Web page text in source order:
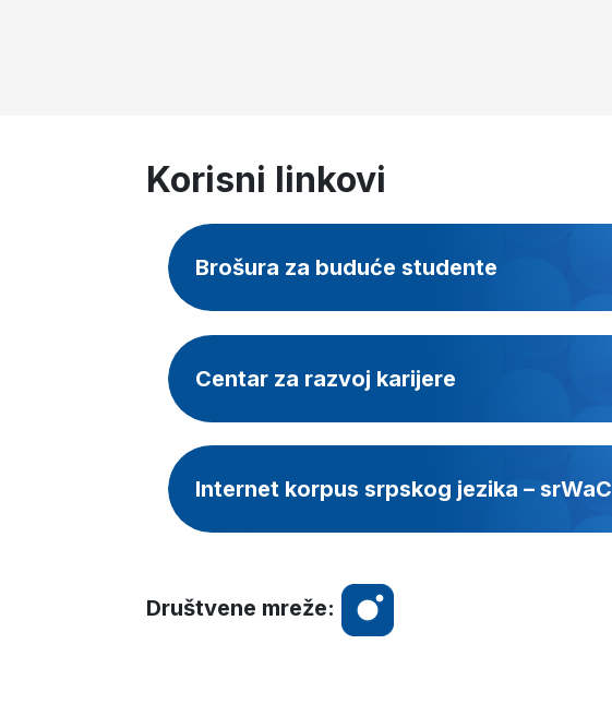
Korisni linkovi
Brošura za buduće studente
Centar za razvoj karijere
Internet korpus srpskog jezika – srWaC
Društvene mreže: